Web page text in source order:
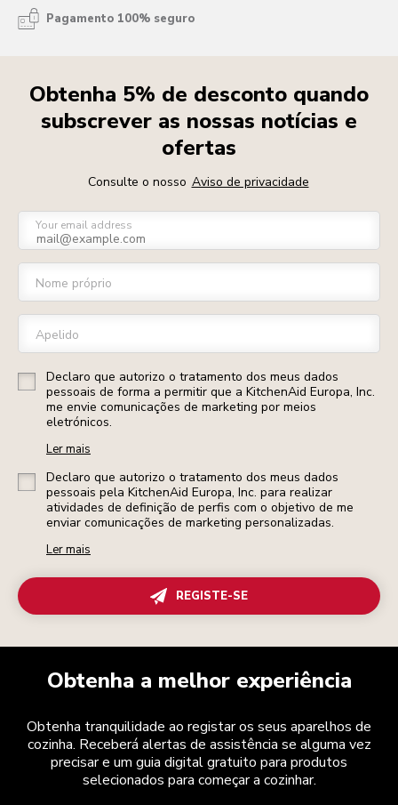
Pagamento 100% seguro
Obtenha 5% de desconto quando
subscrever as nossas notícias e
ofertas
Consulte o nosso Aviso de privacidade
Your email address
Nome próprio
Apelido
Declaro que autorizo o tratamento dos meus dados
pessoais de forma a permitir que a KitchenAid Europa, Inc.
me envie comunicações de marketing por meios
eletrónicos.
Ler mais
Declaro que autorizo o tratamento dos meus dados
pessoais pela KitchenAid Europa, Inc. para realizar
atividades de definição de perfis com o objetivo de me
enviar comunicações de marketing personalizadas.
Ler mais
REGISTE-SE
Obtenha a melhor experiência
Obtenha tranquilidade ao registar os seus aparelhos de
cozinha. Receberá alertas de assistência se alguma vez
precisar e um guia digital gratuito para produtos
selecionados para começar a cozinhar.